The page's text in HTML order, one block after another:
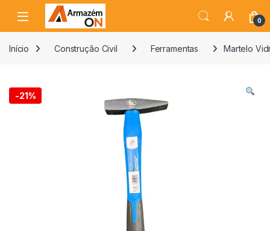
0
Início Construção Civil Ferramentas Martelo
-21%